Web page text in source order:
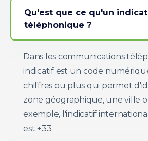
Qu'est que ce qu'un
téléphonique ?
Dans les communications
indicatif est un code
chiffres ou plus qui permet
zone géographique, une ville
exemple, l'indicatif
est +33.